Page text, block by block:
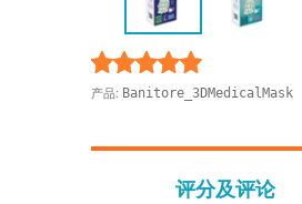
产品: Banitore_3DMedicalMask
评分及评论